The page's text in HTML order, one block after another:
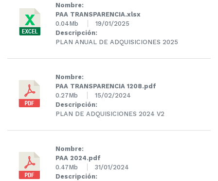
Nombre:
PAA TRANSPARENCIA.xlsx
0.04Mb
19/01/2025
Descripción:
PLAN ANUAL DE ADQUISICIONES 2025
Nombre:
PAA TRANSPARENCIA 1208.pdf
0.27Mb
15/02/2024
Descripción:
PLAN DE ADQUISICIONES 2024 V2
Nombre:
PAA 2024.pdf
0.47Mb
31/01/2024
Descripción: